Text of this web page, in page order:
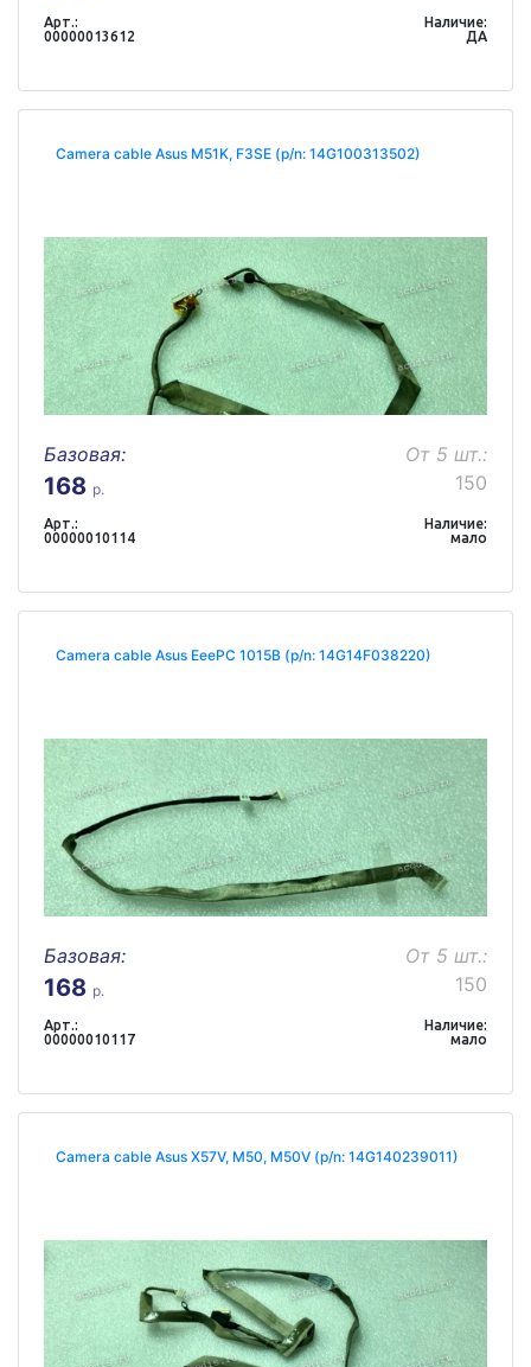
Арт.:
00000013612
Наличие:
ДА
Camera cable Asus M51K, F3SE (p/n: 14G100313502)
Базовая:
168 р.
От 5 шт.:
150
Арт.:
00000010114
Наличие:
мало
Camera cable Asus EeePC 1015B (p/n: 14G14F038220)
Базовая:
168 р.
От 5 шт.:
150
Арт.:
00000010117
Наличие:
мало
Camera cable Asus X57V, M50, M50V (p/n: 14G140239011)